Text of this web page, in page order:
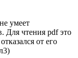
умеет
Для чтения pdf это
от его